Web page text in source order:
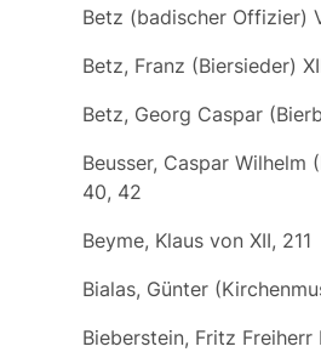
Betz (badischer Offizier)
Betz, Franz (Biersieder)
Betz, Georg Caspar
Beusser, Caspar Wilhelm
40, 42
Beyme, Klaus von XII, 211
Bialas, Günter
Bieberstein, Fritz Freiherr